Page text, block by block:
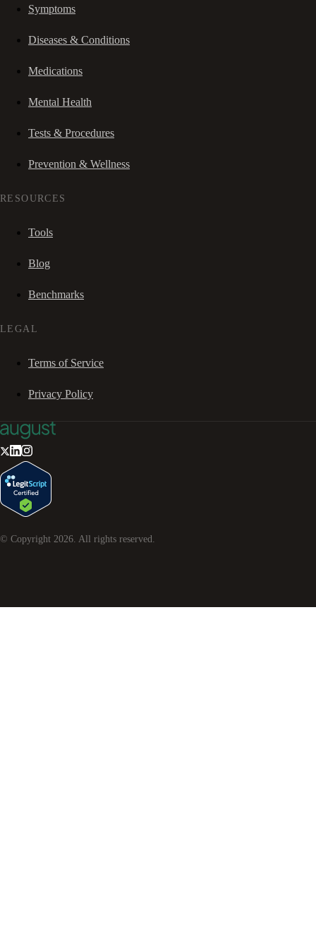
Symptoms
Diseases & Conditions
Medications
Mental Health
Tests & Procedures
Prevention & Wellness
RESOURCES
Tools
Blog
Benchmarks
LEGAL
Terms of Service
Privacy Policy
© Copyright 2026 . All rights reserved.